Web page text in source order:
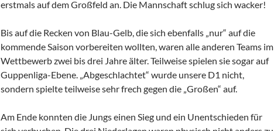
erstmals auf dem Großfeld an. Die Mannschaft schlug sich wacker!
Bis auf die Recken von Blau-Gelb, die sich ebenfalls „nur“ auf die
kommende Saison vorbereiten wollten, waren alle anderen Teams im
Wettbewerb zwei bis drei Jahre älter. Teilweise spielen sie sogar auf
Guppenliga-Ebene. „Abgeschlachtet“ wurde unsere D1 nicht,
sondern spielte teilweise sehr frech gegen die „Großen“ auf.
Am Ende konnten die Jungs einen Sieg und ein Unentschieden für